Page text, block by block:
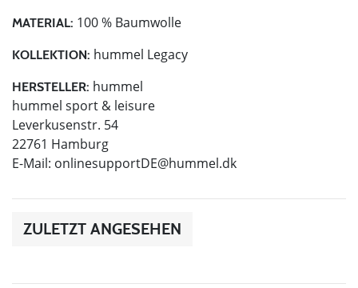
MATERIAL: 100 % Baumwolle
KOLLEKTION: hummel Legacy
HERSTELLER: hummel
hummel sport & leisure
Leverkusenstr. 54
22761 Hamburg
E-Mail: onlinesupportDE@hummel.dk
ZULETZT ANGESEHEN